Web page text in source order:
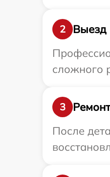
2
Выезд
сложного
3
После